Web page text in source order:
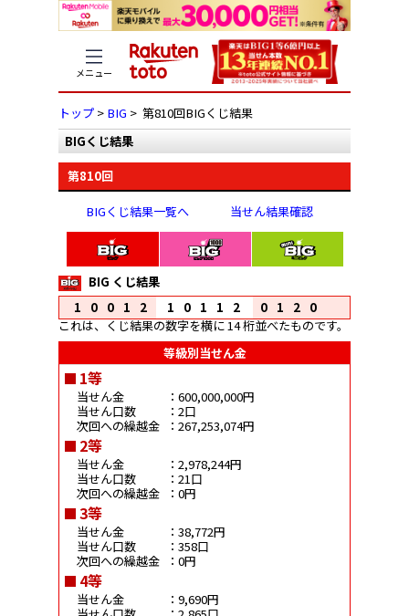
メニュー
トップ > BIG > 第810回BIGくじ結果
BIGくじ結果
第810回
BIGくじ結果一覧へ 当せん結果確認
BIG くじ結果
10012
10112
0120
これは、くじ結果の数字を横に 14 桁並べたものです。
等級別当せん金
1等
当せん金
：600,000,000円
当せん口数
：2口
次回への繰越金
：267,253,074円
2等
当せん金
：2,978,244円
当せん口数
：21口
次回への繰越金
：0円
3等
当せん金
：38,772円
当せん口数
：358口
次回への繰越金
：0円
4等
当せん金
：9,690円